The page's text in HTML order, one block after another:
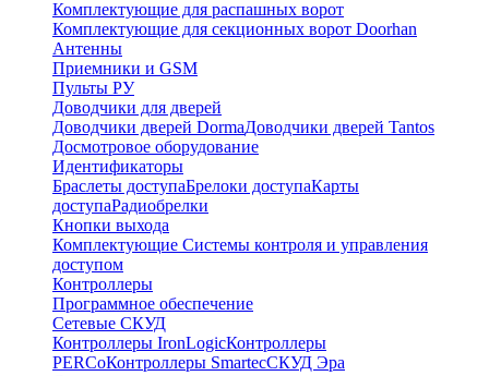
Комплектующие для распашных ворот
Комплектующие для секционных ворот Doorhan
Антенны
Приемники и GSM
Пульты РУ
Доводчики для дверей
Доводчики дверей DormaДоводчики дверей Tantos
Досмотровое оборудование
Идентификаторы
Браслеты доступаБрелоки доступаКарты
доступаРадиобрелки
Кнопки выхода
Комплектующие Системы контроля и управления
доступом
Контроллеры
Программное обеспечение
Сетевые СКУД
Контроллеры IronLogicКонтроллеры
PERCoКонтроллеры SmartecСКУД Эра